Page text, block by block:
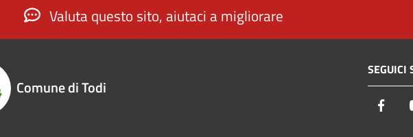
Valuta questo sito, aiutaci a migliorare
Comune di Todi
SEGUICI